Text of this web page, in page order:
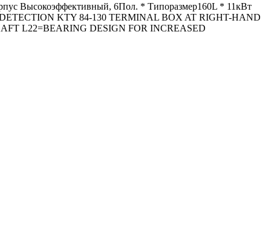
Высокоэффективный, 6Пол. * Типоразмер160L * 11кВт
KTY 84-130 TERMINAL BOX AT RIGHT-HAND
L22=BEARING DESIGN FOR INCREASED